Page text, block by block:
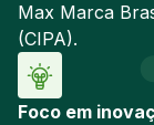
Max Marca
(CIPA).
Foco em